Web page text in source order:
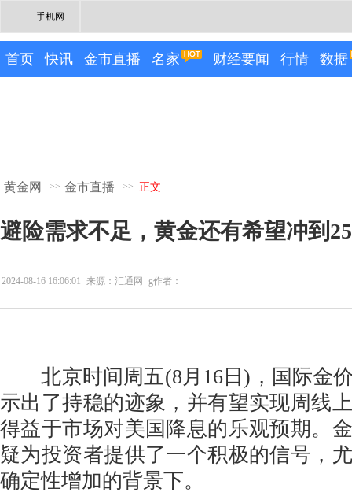
手机网
首页 快讯 金市直播 名家 财经要闻 行情 数据
黄金网 >> 金市直播 >> 正文
避险需求不足，黄金还有希望冲到
2024-08-16 16:06:01 来源：汇通网 g作者：
北京时间周五(8月16日)，国际金
示出了持稳的迹象，并有望实现周线
得益于市场对美国降息的乐观预期。
疑为投资者提供了一个积极的信号，
确定性增加的背景下。